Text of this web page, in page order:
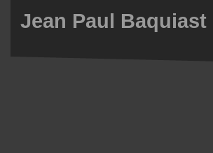
Jean Paul Baquiast